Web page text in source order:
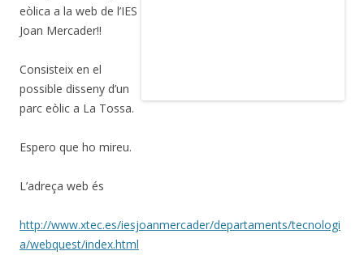
eòlica a la web de l’IES
Joan Mercader!!
Consisteix en el
possible disseny d’un
parc eòlic a La Tossa.
Espero que ho mireu.
L’adreça web és
http://www.xtec.es/iesjoanmercader/departaments/tecnologi
a/webquest/index.html